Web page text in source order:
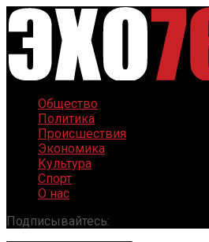
Общество
Политика
Происшествия
Экономика
Культура
Спорт
О нас
Подписывайтесь: